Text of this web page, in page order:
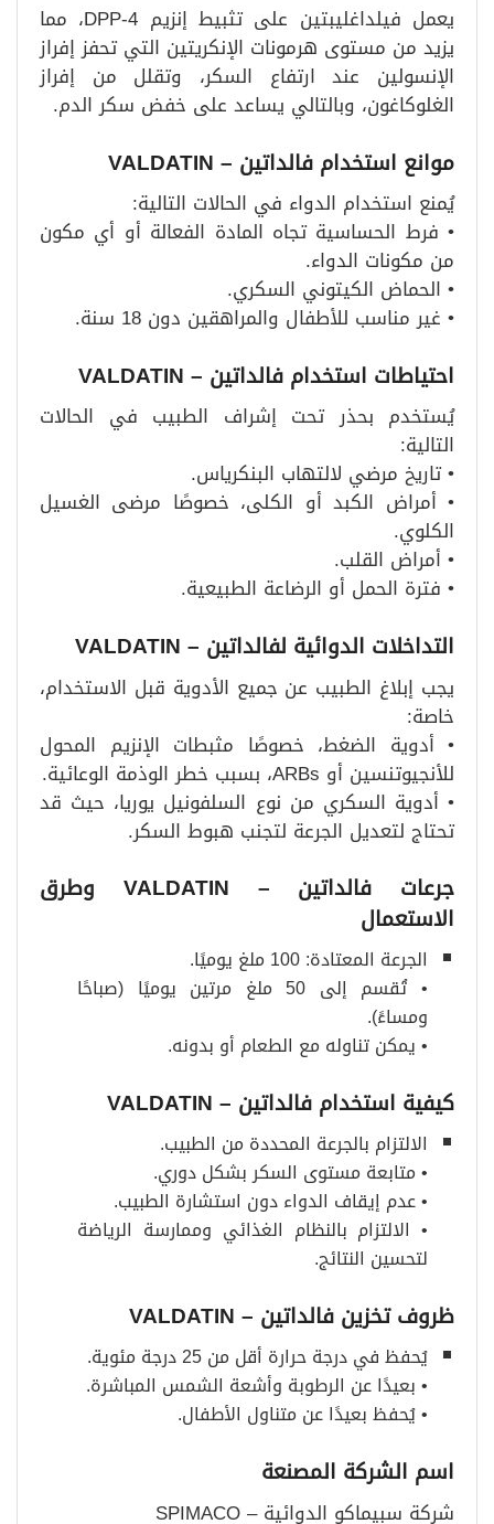
يعمل فيلداغليبتين على تثبيط إنزيم DPP-4، مما
يزيد من مستوى هرمونات الإنكريتين التي تحفز إفراز
الإنسولين عند ارتفاع السكر، وتقلل من إفراز
الغلوكاغون، وبالتالي يساعد على خفض سكر الدم.
موانع استخدام فالداتين – VALDATIN
يُمنع استخدام الدواء في الحالات التالية:
• فرط الحساسية تجاه المادة الفعالة أو أي مكون
من مكونات الدواء.
• الحماض الكيتوني السكري.
• غير مناسب للأطفال والمراهقين دون 18 سنة.
احتياطات استخدام فالداتين – VALDATIN
يُستخدم بحذر تحت إشراف الطبيب في الحالات
التالية:
• تاريخ مرضي لالتهاب البنكرياس.
• أمراض الكبد أو الكلى، خصوصًا مرضى الغسيل
الكلوي.
• أمراض القلب.
• فترة الحمل أو الرضاعة الطبيعية.
التداخلات الدوائية لفالداتين – VALDATIN
يجب إبلاغ الطبيب عن جميع الأدوية قبل الاستخدام،
خاصة:
• أدوية الضغط، خصوصًا مثبطات الإنزيم المحول
للأنجيوتنسين أو ARBs، بسبب خطر الوذمة الوعائية.
• أدوية السكري من نوع السلفونيل يوريا، حيث قد
تحتاج لتعديل الجرعة لتجنب هبوط السكر.
جرعات فالداتين – VALDATIN وطرق
الاستعمال
الجرعة المعتادة: 100 ملغ يوميًا.
• تُقسم إلى 50 ملغ مرتين يوميًا (صباحًا
ومساءً).
• يمكن تناوله مع الطعام أو بدونه.
كيفية استخدام فالداتين – VALDATIN
الالتزام بالجرعة المحددة من الطبيب.
• متابعة مستوى السكر بشكل دوري.
• عدم إيقاف الدواء دون استشارة الطبيب.
• الالتزام بالنظام الغذائي وممارسة الرياضة
لتحسين النتائج.
ظروف تخزين فالداتين – VALDATIN
يُحفظ في درجة حرارة أقل من 25 درجة مئوية.
• بعيدًا عن الرطوبة وأشعة الشمس المباشرة.
• يُحفظ بعيدًا عن متناول الأطفال.
اسم الشركة المصنعة
شركة سبيماكو الدوائية – SPIMACO